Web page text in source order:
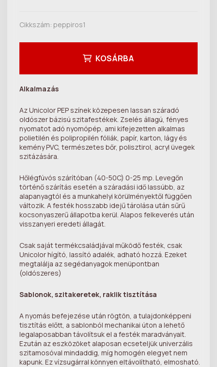
Cikkszám: peppiros1
KOSÁRBA
Alkalmazás
Az Unicolor PEP színek közepesen lassan száradó
oldószer bázisú szitafestékek. Zselés állagú, fényes
nyomatot adó nyomópép, ami kifejezetten alkalmas
polietilén és polipropilén fóliák, papír, karton, lágy és
kemény PVC, természetes bőr, polisztirol, acryl üvegek
szitázására.
Hőlégfúvós szárítóban (40-50C) 0-25 mp. Levegőn
történő szárítás esetén a száradási idő lassúbb, az
alapanyagtól és a munkahelyi körülményektől függően
változik. A festék hosszabb idejű tárolása után sűrű
kocsonyaszerű állapotba kerül. Alapos felkeverés után
visszanyeri eredeti állagát.
Csak saját termékcsaládjával működő festék, csak
Unicolor hígító, lassító adalék, adható hozzá. Ezeket
megtalálja az segédanyagok menüpontban
(oldószeres)
Sablonok, szitakeretek, raklik tisztítása
A nyomás befejezése után rögtön, a tulajdonképpeni
tisztítás előtt, a sablonból mechanikai úton a lehető
legalaposabban távolítsuk el a festék maradványait.
Ezután az eszközöket alaposan ecseteljük univerzális
szitamosóval mindaddig, míg homogén elegyet nem
kapunk. Ez vízsugárral könnyen eltávolítható, elmosható.